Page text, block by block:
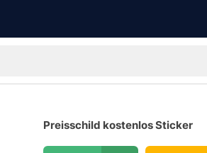
Preisschild kostenlos Sticker